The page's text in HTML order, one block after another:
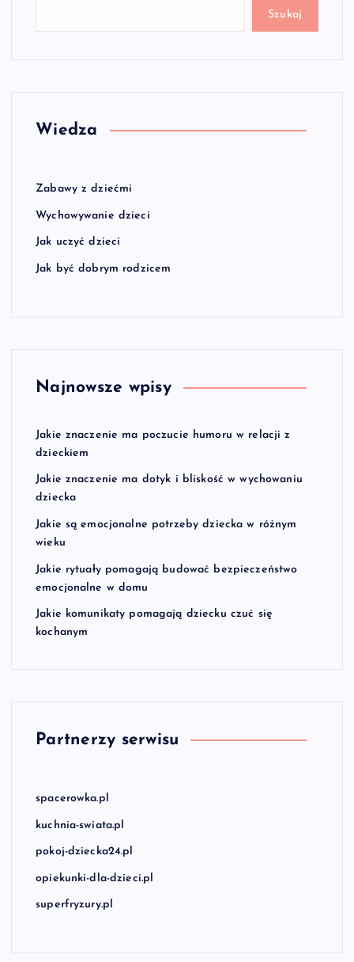
Szukaj
Wiedza
Zabawy z dziećmi
Wychowywanie dzieci
Jak uczyć dzieci
Jak być dobrym rodzicem
Najnowsze wpisy
Jakie znaczenie ma poczucie humoru w relacji z
dzieckiem
Jakie znaczenie ma dotyk i bliskość w wychowaniu
dziecka
Jakie są emocjonalne potrzeby dziecka w różnym
wieku
Jakie rytuały pomagają budować bezpieczeństwo
emocjonalne w domu
Jakie komunikaty pomagają dziecku czuć się
kochanym
Partnerzy serwisu
spacerowka.pl
kuchnia-swiata.pl
pokoj-dziecka24.pl
opiekunki-dla-dzieci.pl
superfryzury.pl